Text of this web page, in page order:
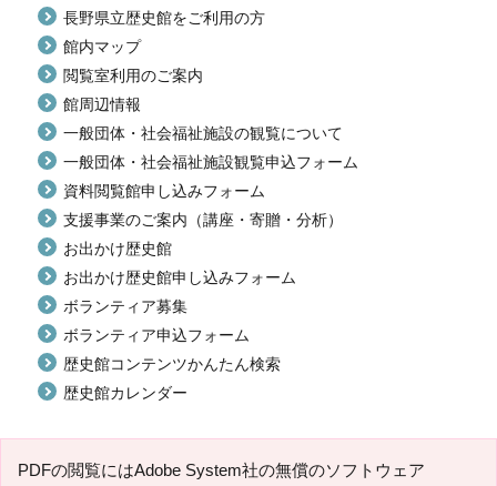
長野県立歴史館をご利用の方
館内マップ
閲覧室利用のご案内
館周辺情報
一般団体・社会福祉施設の観覧について
一般団体・社会福祉施設観覧申込フォーム
資料閲覧館申し込みフォーム
支援事業のご案内（講座・寄贈・分析）
お出かけ歴史館
お出かけ歴史館申し込みフォーム
ボランティア募集
ボランティア申込フォーム
歴史館コンテンツかんたん検索
歴史館カレンダー
PDFの閲覧にはAdobe System社の無償のソフトウェア